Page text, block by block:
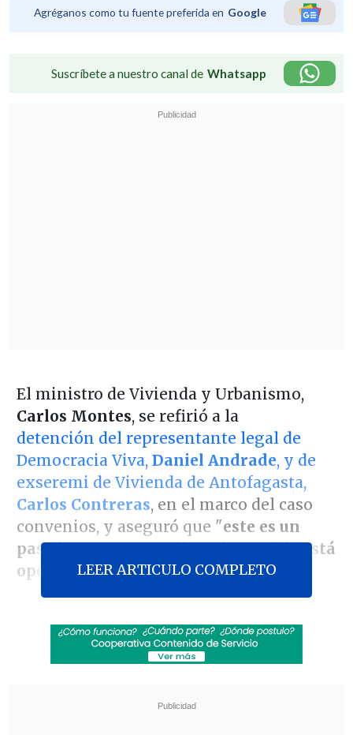
Agréganos como tu fuente preferida en Google
Suscríbete a nuestro canal de Whatsapp
El ministro de Vivienda y Urbanismo,
Carlos Montes, se refirió a la
detención del representante legal de
Democracia Viva, Daniel Andrade, y de
exseremi de Vivienda de Antofagasta,
Carlos Contreras, en el marco del caso
convenios, y aseguró que "este es un
paso importante, valioso, la Justicia está
operando y es lo que le corresponde
de Estado afirmó que "nos parece muy
bien que a esta altura el caso avance
carpetas e inicia investigaciones por
LEER ARTICULO COMPLETO